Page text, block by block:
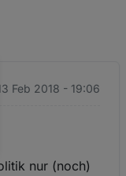
13 Feb 2018 - 19:06
nur (noch)